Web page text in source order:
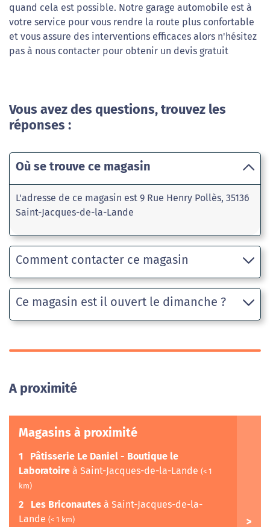
quand cela est possible. Notre garage automobile est à
votre service pour vous rendre la route plus confortable
et vous assure des interventions efficaces alors n'hésitez
pas à nous contacter pour obtenir un devis gratuit
Vous avez des questions, trouvez les
réponses :
Où se trouve ce magasin
L'adresse de ce magasin est 9 Rue Henry Pollès, 35136
Saint-Jacques-de-la-Lande
Comment contacter ce magasin
Ce magasin est il ouvert le dimanche ?
A proximité
Magasins à proximité
1
Pâtisserie Le Daniel - Boutique le
Laboratoire à Saint-Jacques-de-la-Lande (< 1
km)
2 Les Briconautes à Saint-Jacques-de-la-
Lande (< 1 km)